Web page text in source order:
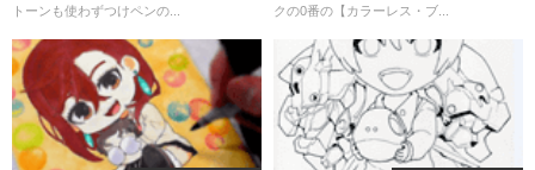
トーンも使わずつけペンの...
クの0番の【カラーレス・ブ...